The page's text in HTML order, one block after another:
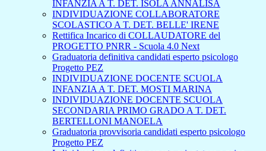
INFANZIA A T. DET. ISOLA ANNALISA
INDIVIDUAZIONE COLLABORATORE
SCOLASTICO A T. DET. BELLE' IRENE
Rettifica Incarico di COLLAUDATORE del
PROGETTO PNRR - Scuola 4.0 Next
Graduatoria definitiva candidati esperto psicologo
Progetto PEZ
INDIVIDUAZIONE DOCENTE SCUOLA
INFANZIA A T. DET. MOSTI MARINA
INDIVIDUAZIONE DOCENTE SCUOLA
SECONDARIA PRIMO GRADO A T. DET.
BERTELLONI MANOELA
Graduatoria provvisoria candidati esperto psicologo
Progetto PEZ